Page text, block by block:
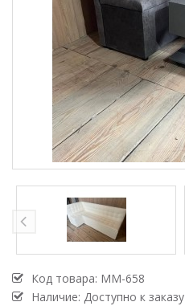
Код товара: MM-658
Наличие: Доступно к заказу